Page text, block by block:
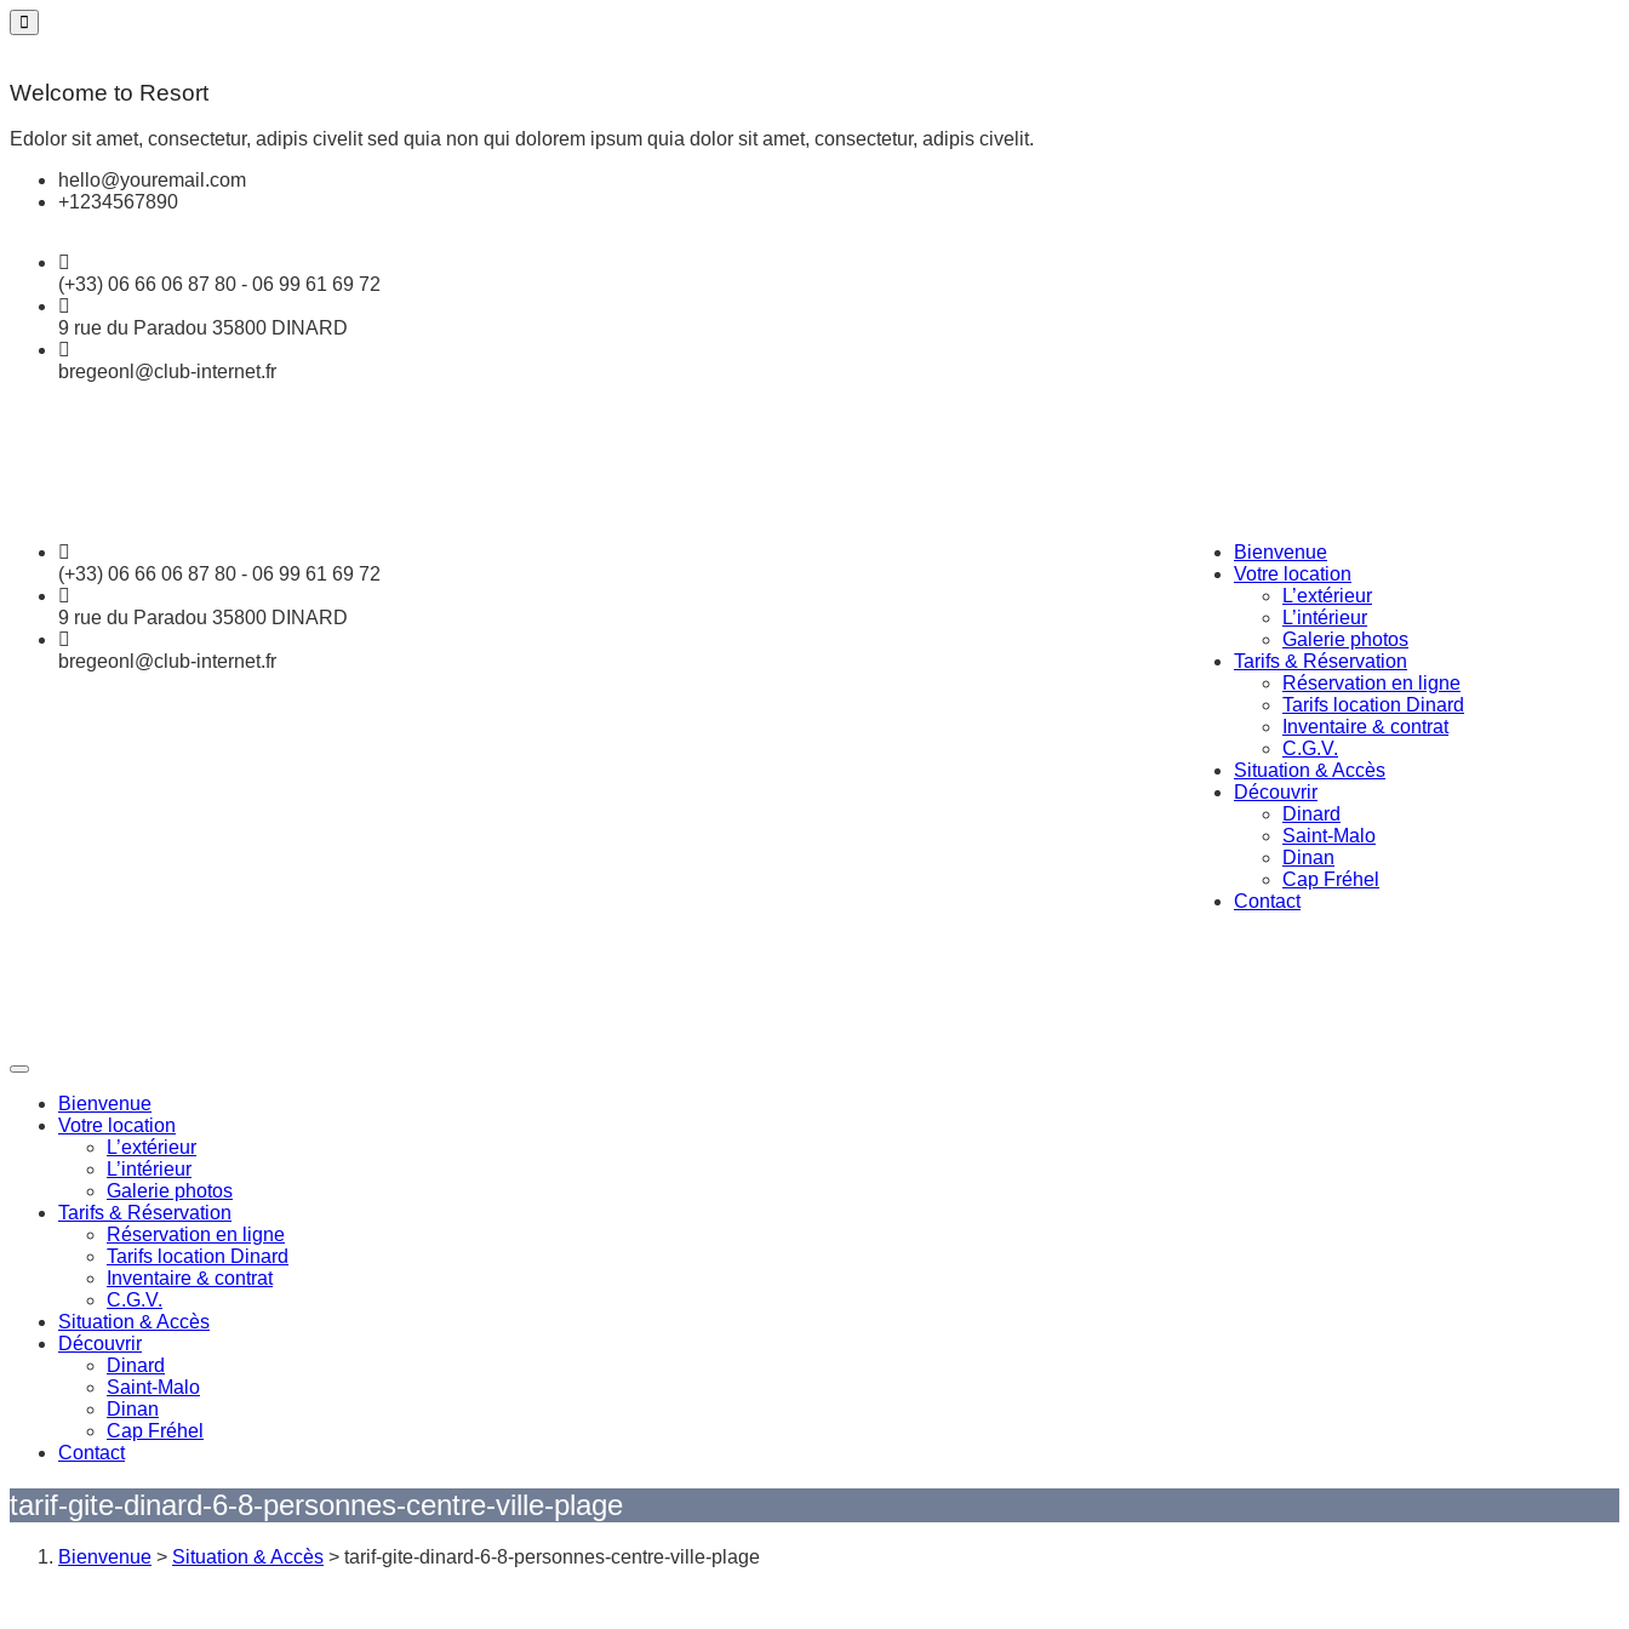
Welcome to Resort
Edolor sit amet, consectetur, adipis civelit sed quia non qui dolorem ipsum quia dolor sit amet, consectetur, adipis civelit.
hello@youremail.com
+1234567890
(+33) 06 66 06 87 80 - 06 99 61 69 72
9 rue du Paradou 35800 DINARD
bregeonl@club-internet.fr
Bienvenue
Votre location
L’extérieur
L’intérieur
Galerie photos
Tarifs & Réservation
Réservation en ligne
Tarifs location Dinard
Inventaire & contrat
C.G.V.
Situation & Accès
Découvrir
Dinard
Saint-Malo
Dinan
Cap Fréhel
Contact
(+33) 06 66 06 87 80 - 06 99 61 69 72
9 rue du Paradou 35800 DINARD
bregeonl@club-internet.fr
Bienvenue
Votre location
L’extérieur
L’intérieur
Galerie photos
Tarifs & Réservation
Réservation en ligne
Tarifs location Dinard
Inventaire & contrat
C.G.V.
Situation & Accès
Découvrir
Dinard
Saint-Malo
Dinan
Cap Fréhel
Contact
tarif-gite-dinard-6-8-personnes-centre-ville-plage
Bienvenue > Situation & Accès > tarif-gite-dinard-6-8-personnes-centre-ville-plage